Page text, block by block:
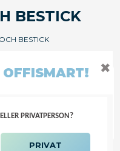
BESTICK
BESTICK
SORTERA
PRIVATPERSON?
PRIVAT
✖